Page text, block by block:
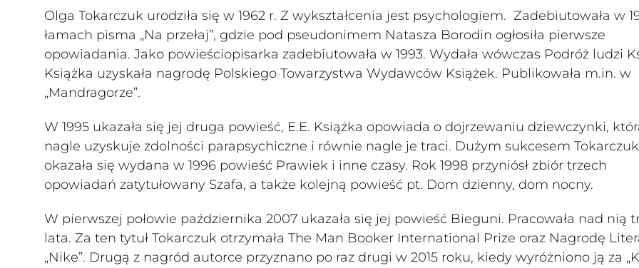
Olga Tokarczuk urodziła się w 1962 r. Z wykształcenia jest psychologiem. Zadebiutowała w
łamach pisma „Na przełaj”, gdzie pod pseudonimem Natasza Borodin ogłosiła pierwsze
opowiadania. Jako powieściopisarka zadebiutowała w 1993. Wydała wówczas Podróż ludzi
Książka uzyskała nagrodę Polskiego Towarzystwa Wydawców Książek. Publikowała m.in. w
„Mandragorze”.
W 1995 ukazała się jej druga powieść, E.E. Książka opowiada o dojrzewaniu dziewczynki,
nagle uzyskuje zdolności parapsychiczne i równie nagle je traci. Dużym sukcesem Tokarczuk
okazała się wydana w 1996 powieść Prawiek i inne czasy. Rok 1998 przyniósł zbiór trzech
opowiadań zatytułowany Szafa, a także kolejną powieść pt. Dom dzienny, dom nocny.
W pierwszej połowie października 2007 ukazała się jej powieść Bieguni. Pracowała nad nią
lata. Za ten tytuł Tokarczuk otrzymała The Man Booker International Prize oraz Nagrodę
„Nike”. Drugą z nagród autorce przyznano po raz drugi w 2015 roku, kiedy wyróżniono ją za